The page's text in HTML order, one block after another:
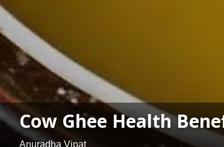
Cow Ghee Health
Anuradha Vipat